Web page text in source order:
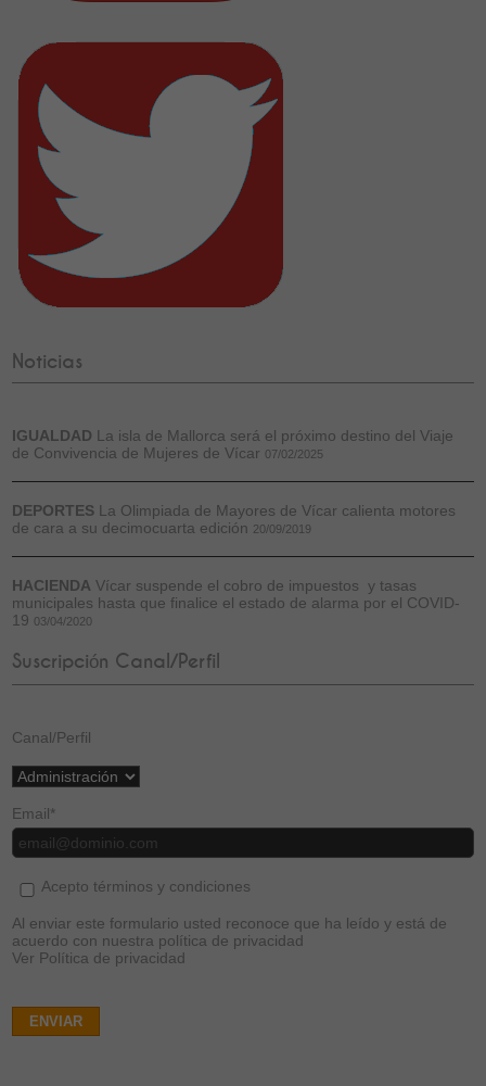
Noticias
IGUALDAD La isla de Mallorca será el próximo destino del Viaje
de Convivencia de Mujeres de Vícar 07/02/2025
DEPORTES La Olimpiada de Mayores de Vícar calienta motores
de cara a su decimocuarta edición 20/09/2019
HACIENDA Vícar suspende el cobro de impuestos y tasas
municipales hasta que finalice el estado de alarma por el COVID-
19 03/04/2020
Suscripción Canal/Perfil
Canal/Perfil
Email*
Acepto términos y condiciones
Al enviar este formulario usted reconoce que ha leído y está de
acuerdo con nuestra política de privacidad
Ver Política de privacidad
ENVIAR